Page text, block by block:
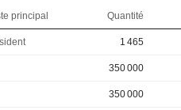
principal Quantité
1 465
350 000
350 000